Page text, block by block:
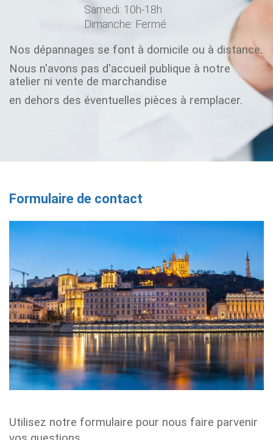
d'un appel local)
Lundi - Vendredi: 10h-19h30
Samedi: 10h-18h
Dimanche: Fermé
Nos dépannages se font à domicile ou à distance.
en dehors des éventuelles pièces à remplacer.
Formulaire de contact